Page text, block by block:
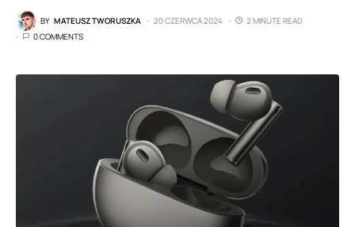
BY MATEUSZ TWORUSZKA 20 CZERWCA 2024
2 MINUTE READ
0 COMMENTS